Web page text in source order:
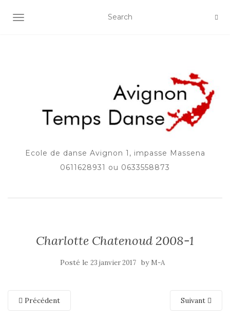
AFFICHER/MASQUER LA NAVIGATION
Ecole de danse Avignon 1, impasse Massena
0611628931 ou 0633558873
Charlotte Chatenoud 2008-1
Posté le 23 janvier 2017 by M-A
Précédent Suivant